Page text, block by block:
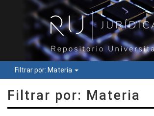
Filtrar por: Materia
Filtrar por: Materia